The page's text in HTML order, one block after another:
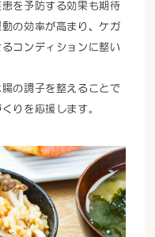
を予防する効果も期待
の効率が高まり、ケガ
コンディションに整い
の調子を整えることで
りを応援します。